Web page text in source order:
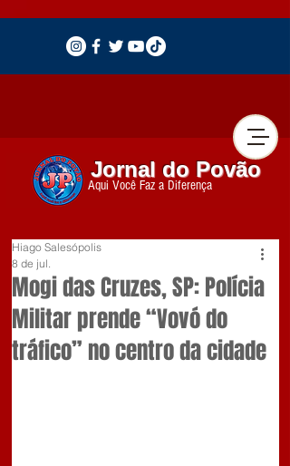
Jornal do Povão
Aqui Você Faz a Diferença
Mogi das Cruzes, SP: Polícia
Militar prende “Vovó do
tráfico” no centro da cidade
Hiago Salesópolis
8 de jul.